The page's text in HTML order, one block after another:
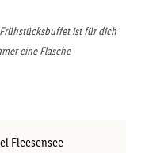
ist für dich
eine Flasche
Fleesensee